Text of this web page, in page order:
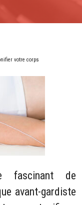
votre corps
fascinant de
avant-gardiste